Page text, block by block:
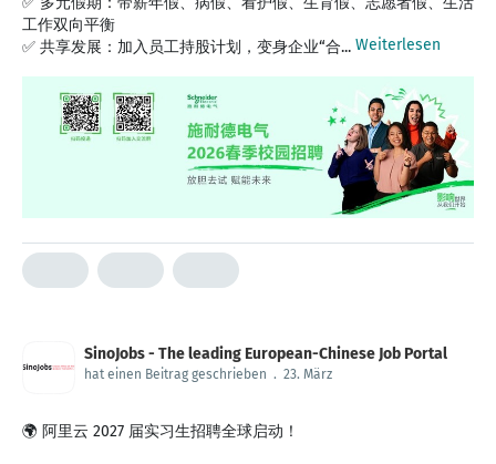
工作双向平衡
✅ 共享发展：加入员工持股计划，变身企业“合... Weiterlesen
SinoJobs - The leading European-Chinese Job Portal
hat einen Beitrag geschrieben . 23. März
🌍 阿里云 2027 届实习生招聘全球启动！